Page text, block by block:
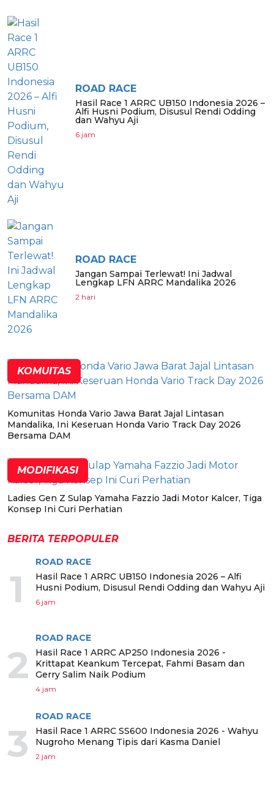
ROAD RACE
Hasil Race 1 ARRC UB150 Indonesia 2026 –
Alfi Husni Podium, Disusul Rendi Odding
dan Wahyu Aji
6 jam
ROAD RACE
Jangan Sampai Terlewat! Ini Jadwal
Lengkap LFN ARRC Mandalika 2026
2 hari
KOMUITAS
Komunitas Honda Vario Jawa Barat Jajal Lintasan
Mandalika, Ini Keseruan Honda Vario Track Day 2026
Bersama DAM
MODIFIKASI
Ladies Gen Z Sulap Yamaha Fazzio Jadi Motor Kalcer, Tiga
Konsep Ini Curi Perhatian
BERITA TERPOPULER
1
ROAD RACE
Hasil Race 1 ARRC UB150 Indonesia 2026 – Alfi
Husni Podium, Disusul Rendi Odding dan Wahyu Aji
6 jam
2
ROAD RACE
Hasil Race 1 ARRC AP250 Indonesia 2026 -
Krittapat Keankum Tercepat, Fahmi Basam dan
Gerry Salim Naik Podium
4 jam
3
ROAD RACE
Hasil Race 1 ARRC SS600 Indonesia 2026 - Wahyu
Nugroho Menang Tipis dari Kasma Daniel
2 jam